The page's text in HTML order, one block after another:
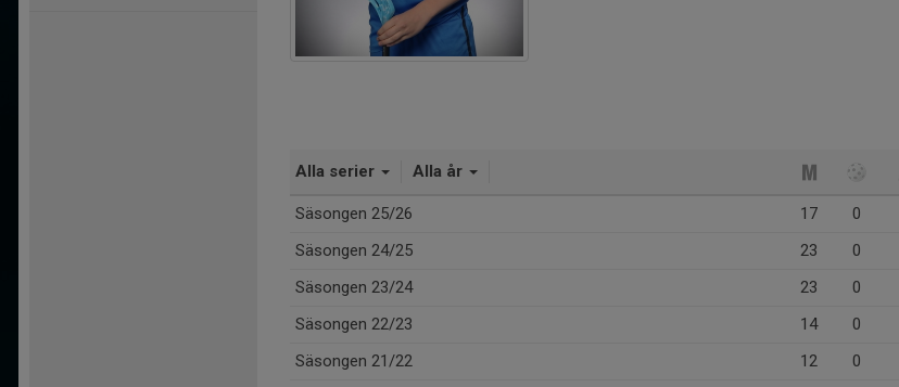
Alla serier Alla år
Säsongen 25/26 17 0
Säsongen 24/25
23 0
Säsongen 23/24
23 0
Säsongen 22/23
14 0
Säsongen 21/22
12 0